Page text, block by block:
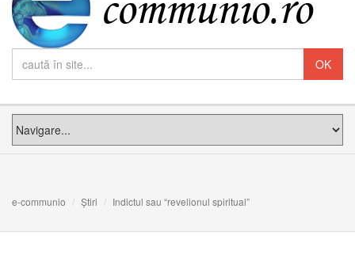
e-communio Știri Indictul sau “revelionul spiritual”